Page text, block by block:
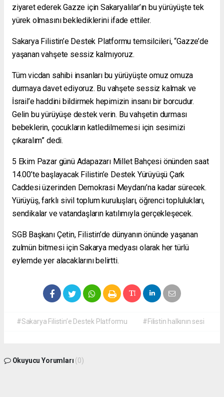
ziyaret ederek Gazze için Sakaryalılar’ın bu yürüyüşte tek
yürek olmasını beklediklerini ifade ettiler.
Sakarya Filistin’e Destek Platformu temsilcileri, “Gazze’de
yaşanan vahşete sessiz kalmıyoruz.
Tüm vicdan sahibi insanları bu yürüyüşte omuz omuza
durmaya davet ediyoruz. Bu vahşete sessiz kalmak ve
İsrail’e haddini bildirmek hepimizin insanı bir borcudur.
Gelin bu yürüyüşe destek verin. Bu vahşetin durması
bebeklerin, çocukların katledilmemesi için sesimizi
çıkaralım” dedi.
5 Ekim Pazar günü Adapazarı Millet Bahçesi önünden saat
14.00’te başlayacak Filistin’e Destek Yürüyüşü Çark
Caddesi üzerinden Demokrasi Meydanı’na kadar sürecek.
Yürüyüş, farklı sivil toplum kuruluşları, öğrenci toplulukları,
sendikalar ve vatandaşların katılımıyla gerçekleşecek.
SGB Başkanı Çetin, Filistin’de dünyanın önünde yaşanan
zulmün bitmesi için Sakarya medyası olarak her türlü
eylemde yer alacaklarını belirtti.
#Sakarya Filistin’e Destek Platformu #Filistin halkının sesi
Okuyucu Yorumları (0)